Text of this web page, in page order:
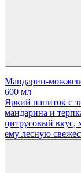
Мандарин-
600 мл
Яркий напиток с
мандарина и
цитрусовый вкус,
ему лесную